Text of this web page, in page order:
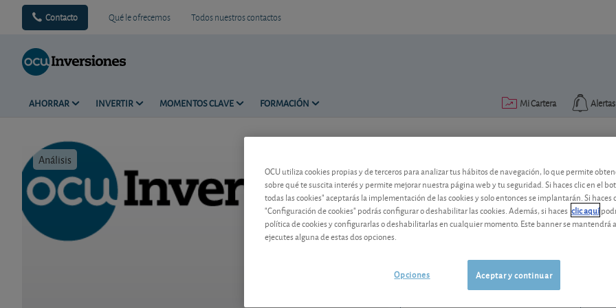
Contacto Qué le ofrecemos Todos nuestros contactos
AHORRAR INVERTIR MOMENTOS CLAVE FORMACIÓN Alertas
Mi Cartera
Análisis
Exxon Mobil: ¿demasiado?
Analizamos a este grupo petrolero
crudo.
06/08/2026 Nueva York
OCU utiliza cookies propias y de terceros para analizar tus hábitos de navegación, lo que permite
sobre qué te suscita interés y permite mejorar nuestra página web y tu seguridad. Si haces clic en el
todas las cookies" aceptarás la implementación de las cookies y solo entonces se implantarán. Si haces
"Configuración de cookies" podrás configurar o deshabilitar las cookies. Además, si haces clic aquí
política de cookies y configurarlas o deshabilitarlas en cualquier momento. Este banner se mantendrá
ejecutes alguna de estas dos opciones.
Aceptar y continuar
Opciones